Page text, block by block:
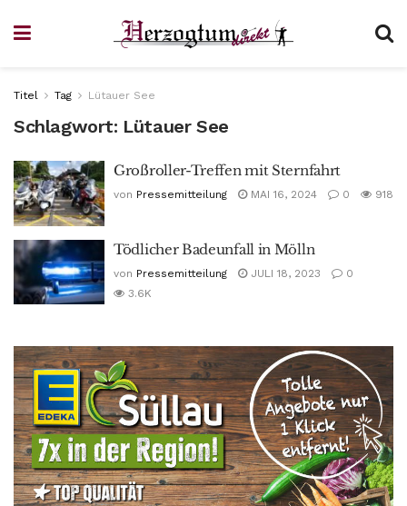
Titel Tag Lütauer See
Schlagwort: Lütauer See
Großroller-Treffen mit Sternfahrt
von Pressemitteilung MAI 16, 2024 0 918
Tödlicher Badeunfall in Mölln
von Pressemitteilung JULI 18, 2023
0
3.6K